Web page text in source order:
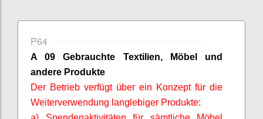
P64
A 09 Gebrauchte Textilien, Möbel und
andere Produkte
Der Betrieb verfügt über ein Konzept für die
Weiterverwendung langlebiger Produkte: